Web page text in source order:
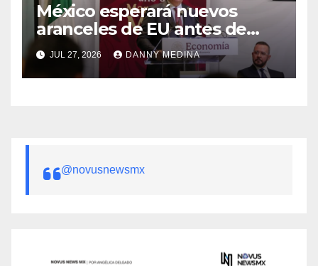
México esperará nuevos
aranceles de EU antes de
volver a negociar el T-MEC:
Ebrard
JUL 27, 2026 DANNY MEDINA
@novusnewsmx